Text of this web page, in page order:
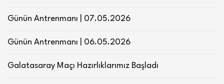
Günün Antrenmanı | 07.05.2026
Günün Antrenmanı | 06.05.2026
Galatasaray Maçı Hazırlıklarımız Başladı